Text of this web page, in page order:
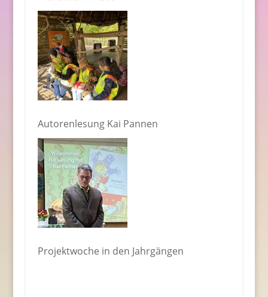
Autorenlesung Kai Pannen
Projektwoche in den Jahrgängen